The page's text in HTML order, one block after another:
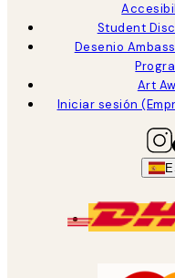
Student
Desenio
Art
Iniciar sesión